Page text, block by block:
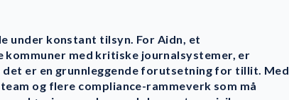
under konstant tilsyn. For Aidn, et
med kritiske journalsystemer, er
er en grunnleggende forutsetning for tillit. Med
og flere compliance-rammeverk som må